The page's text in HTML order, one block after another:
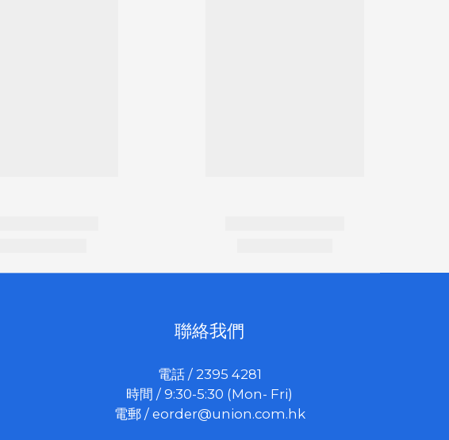
聯絡我們
電話 / 2395 4281
時間 / 9:30-5:30 (Mon- Fri)
電郵 / eorder@union.com.hk